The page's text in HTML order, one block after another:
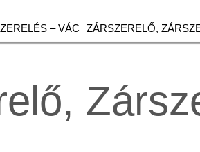
– VÁC ZÁRSZERELŐ,